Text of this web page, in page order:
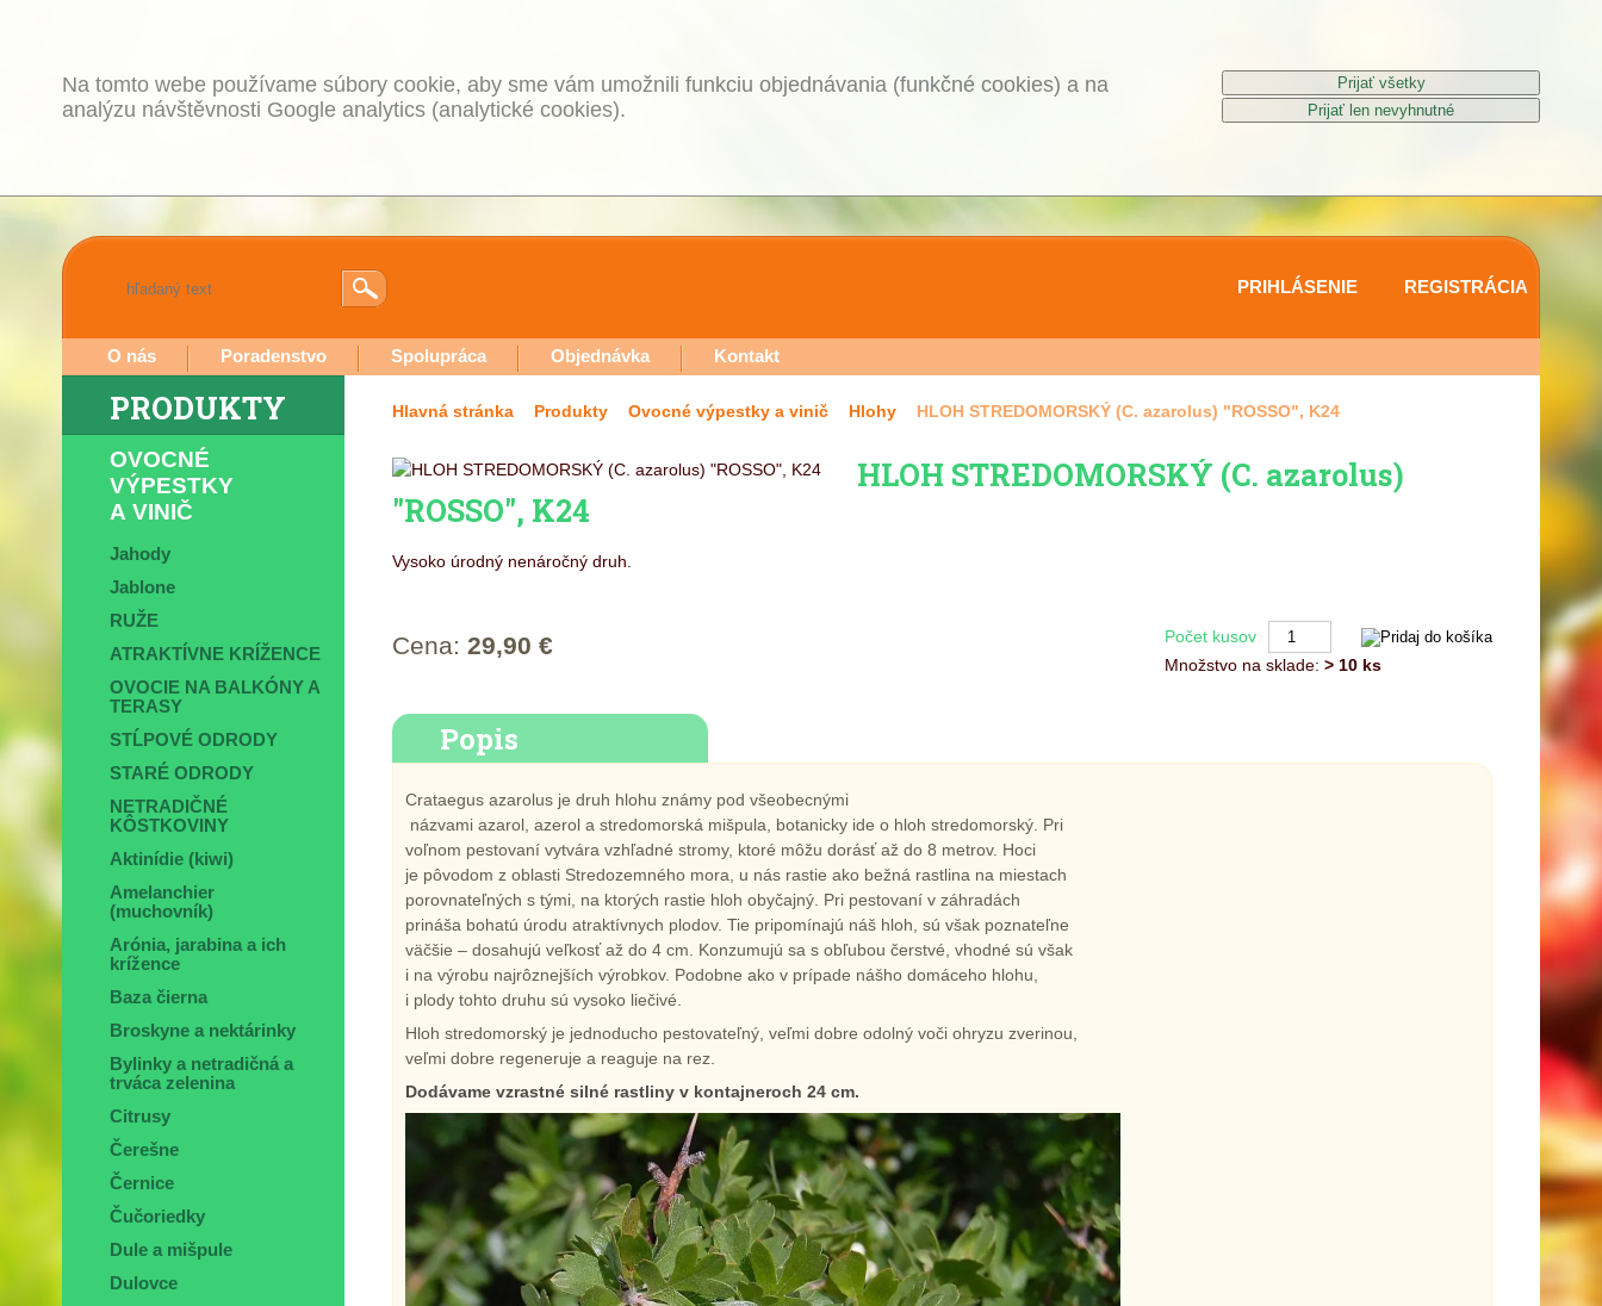
Na tomto webe používame súbory cookie, aby sme vám umožnili funkciu objednávania (funkčné cookies) a na
analýzu návštěvnosti Google analytics (analytické cookies).
O nás Poradenstvo Spolupráca Objednávka Kontakt
PRIHLÁSENIE REGISTRÁCIA
PRODUKTY
OVOCNÉ
VÝPESTKY
A VINIČ
Jahody
Jablone
RUŽE
ATRAKTÍVNE KRÍŽENCE
OVOCIE NA BALKÓNY A
TERASY
STĹPOVÉ ODRODY
STARÉ ODRODY
NETRADIČNÉ
KÔSTKOVINY
Aktinídie (kiwi)
Amelanchier
(muchovník)
Arónia, jarabina a ich
krížence
Baza čierna
Broskyne a nektárinky
Bylinky a netradičná a
trváca zelenina
Citrusy
Čerešne
Černice
Čučoriedky
Dule a mišpule
Dulovce
Hlavná stránka Produkty Ovocné výpestky a vinič Hlohy HLOH STREDOMORSKÝ (C. azarolus) "ROSSO", K24
HLOH STREDOMORSKÝ (C. azarolus)
"ROSSO", K24
Vysoko úrodný nenáročný druh.
Cena: 29,90 €
Počet kusov
Množstvo na sklade: > 10 ks
Popis
Crataegus azarolus je druh hlohu známy pod všeobecnými
názvami azarol, azerol a stredomorská mišpula, botanicky ide o hloh stredomorský. Pri
voľnom pestovaní vytvára vzhľadné stromy, ktoré môžu dorásť až do 8 metrov. Hoci
je pôvodom z oblasti Stredozemného mora, u nás rastie ako bežná rastlina na miestach
porovnateľných s tými, na ktorých rastie hloh obyčajný. Pri pestovaní v záhradách
prináša bohatú úrodu atraktívnych plodov. Tie pripomínajú náš hloh, sú však poznateľne
väčšie – dosahujú veľkosť až do 4 cm. Konzumujú sa s obľubou čerstvé, vhodné sú však
i na výrobu najrôznejších výrobkov. Podobne ako v prípade nášho domáceho hlohu,
i plody tohto druhu sú vysoko liečivé.
Hloh stredomorský je jednoducho pestovateľný, veľmi dobre odolný voči ohryzu zverinou,
veľmi dobre regeneruje a reaguje na rez.
Dodávame vzrastné silné rastliny v kontajneroch 24 cm.